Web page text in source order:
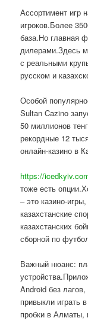
Ассортимент игр
игроков.Более
база.Но главная
дилерами.Здесь
с реальными
русском и
Особой
Sultan Cazino
50 миллионов
рекордные 12
онлайн-казино в
https://
тоже есть
– это казино-
казахстанские
казахстанских
сборной по
Важный нюанс:
Android без
привыкли играть
пробки в Алматы,